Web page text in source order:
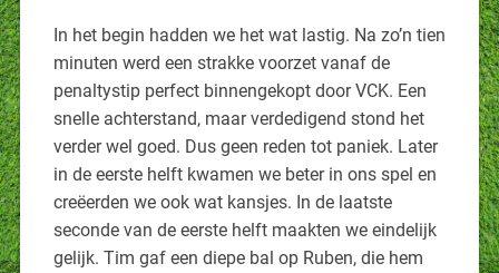
In het begin hadden we het wat lastig. Na zo’n tien
minuten werd een strakke voorzet vanaf de
penaltystip perfect binnengekopt door VCK. Een
snelle achterstand, maar verdedigend stond het
verder wel goed. Dus geen reden tot paniek. Later
in de eerste helft kwamen we beter in ons spel en
creëerden we ook wat kansjes. In de laatste
seconde van de eerste helft maakten we eindelijk
gelijk. Tim gaf een diepe bal op Ruben, die hem